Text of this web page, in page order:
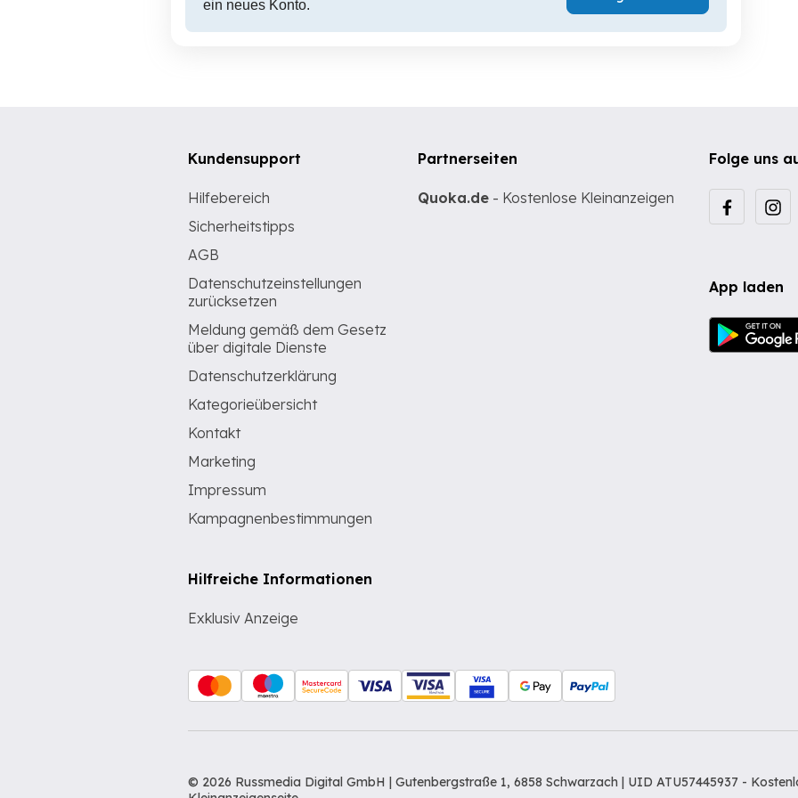
ein neues Konto.
Folge uns
App laden
Kundensupport
Hilfebereich
Sicherheitstipps
AGB
Datenschutzeinstellungen
zurücksetzen
Meldung gemäß dem Gesetz
über digitale Dienste
Datenschutzerklärung
Kategorieübersicht
Kontakt
Marketing
Impressum
Kampagnenbestimmungen
Hilfreiche Informationen
Exklusiv Anzeige
Partnerseiten
Quoka.de - Kostenlose Kleinanzeigen
© 2026 Russmedia Digital GmbH | Gutenbergstraße 1, 6858 Schwarzach | UID ATU57445937 -